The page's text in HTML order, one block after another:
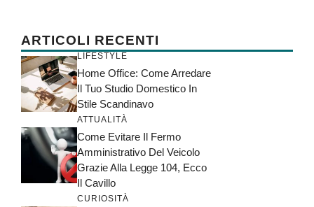
ARTICOLI RECENTI
LIFESTYLE
Home Office: Come Arredare
Il Tuo Studio Domestico In
Stile Scandinavo
ATTUALITÀ
Come Evitare Il Fermo
Amministrativo Del Veicolo
Grazie Alla Legge 104, Ecco
Il Cavillo
CURIOSITÀ